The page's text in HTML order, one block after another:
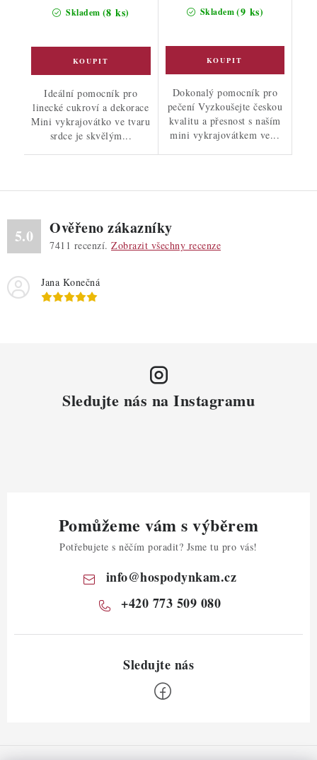
Skladem (8 ks)
Ideální pomocník pro
linecké cukroví a dekorace
Mini vykrajovátko ve tvaru
srdce je skvělým...
Skladem(9 ks)
Dokonalý pomocník pro
pečení Vyzkoušejte českou
kvalitu a přesnost s naším
mini vykrajovátkem ve...
5.0 Ověřeno zákazníky
7411 recenzí. Zobrazit všechny recenze
Jana Konečná
Sledujte nás na Instagramu
Pomůžeme vám s výběrem
Potřebujete s něčím poradit? Jsme tu pro vás!
info@hospodynkam.cz
+420 773 509 080